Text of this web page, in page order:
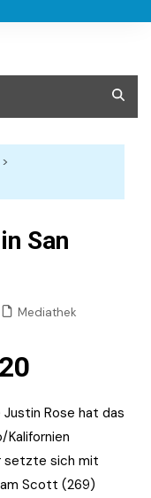
San
Mediathek
Rose hat das
Kalifornien
setzte sich mit
Scott (269)